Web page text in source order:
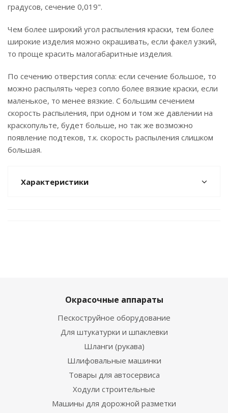
градусов, сечение 0,019".
Чем более широкий угол распыления краски, тем более
широкие изделия можно окрашивать, если факел узкий,
то проще красить малогабаритные изделия.
По сечению отверстия сопла: если сечение большое, то
можно распылять через сопло более вязкие краски, если
маленькое, то менее вязкие. С большим сечением
скорость распыления, при одном и том же давлении на
краскопульте, будет больше, но так же возможно
появление подтеков, т.к. скорость распыления слишком
большая.
Характеристики
Окрасочные аппараты
Пескоструйное оборудование
Для штукатурки и шпаклевки
Шланги (рукава)
Шлифовальные машинки
Товары для автосервиса
Ходули строительные
Машины для дорожной разметки